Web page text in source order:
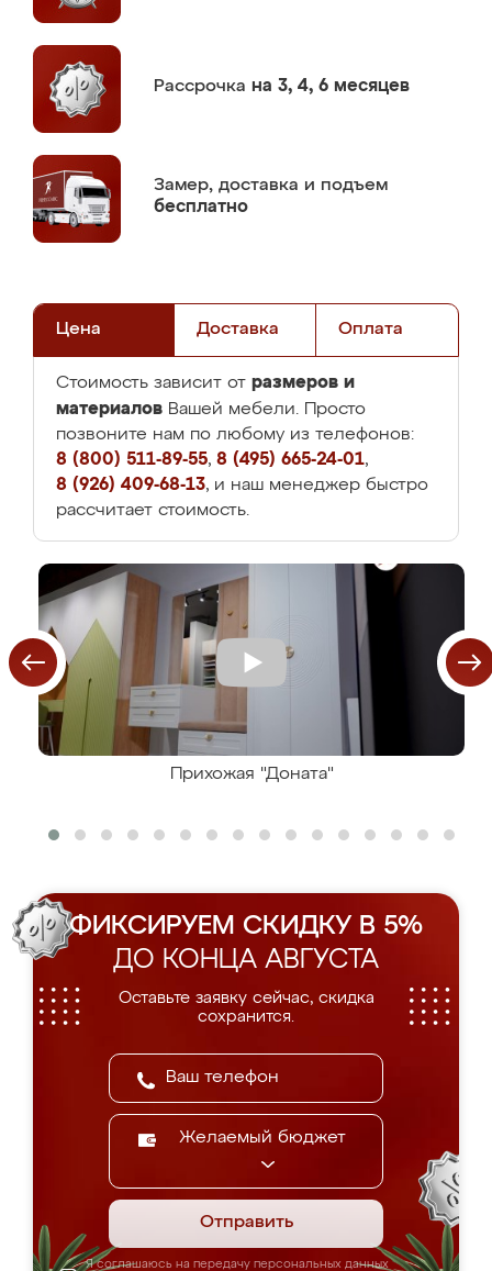
Рассрочка на 3, 4, 6 месяцев
Замер, доставка и подъем
бесплатно
Цена Доставка Оплата
Стоимость зависит от размеров и
материалов Вашей мебели. Просто
позвоните нам по любому из телефонов:
8 (800) 511-89-55, 8 (495) 665-24-01,
8 (926) 409-68-13, и наш менеджер быстро
рассчитает стоимость.
Прихожая "Доната"
ФИКСИРУЕМ СКИДКУ В 5%
ДО КОНЦА АВГУСТА
Оставьте заявку сейчас, скидка
сохранится.
Желаемый бюджет
Отправить
Я соглашаюсь на передачу персональных данных